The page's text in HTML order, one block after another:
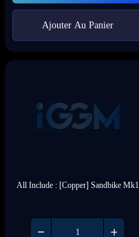
Ajouter Au Panier
All Include : [Copper] Sandbike Mk1